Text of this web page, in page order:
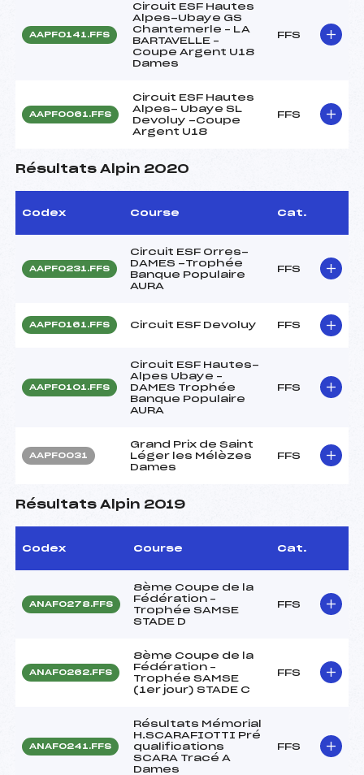
AAPF0141.FFS
Circuit ESF Hautes
Alpes-Ubaye GS
Chantemerle – LA
BARTAVELLE –
Coupe Argent U18
Dames
FFS
AAPF0061.FFS
Circuit ESF Hautes
Alpes- Ubaye SL
Devoluy -Coupe
Argent U18
FFS
Résultats Alpin 2020
Codex Course Cat.
AAPF0231.FFS
Circuit ESF Orres-
DAMES -Trophée
Banque Populaire
AURA
FFS
AAPF0161.FFS Circuit ESF Devoluy FFS
AAPF0101.FFS
Circuit ESF Hautes-
Alpes Ubaye –
DAMES Trophée
Banque Populaire
AURA
FFS
AAPF0031
Grand Prix de Saint
Léger les Mélèzes
Dames
FFS
Résultats Alpin 2019
Codex Course Cat.
ANAF0278.FFS
8ème Coupe de la
Fédération –
Trophée SAMSE
STADE D
FFS
ANAF0262.FFS
8ème Coupe de la
Fédération –
Trophée SAMSE
(1er jour) STADE C
FFS
ANAF0241.FFS
Résultats Mémorial
H.SCARAFIOTTI Pré
qualifications
SCARA Tracé A
Dames
FFS